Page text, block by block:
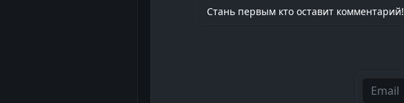
Стань первым кто оставит комментарий!